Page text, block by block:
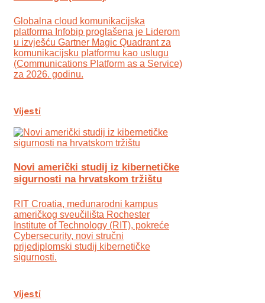
Globalna cloud komunikacijska
platforma Infobip proglašena je Liderom
u izvješću Gartner Magic Quadrant za
komunikacijsku platformu kao uslugu
(Communications Platform as a Service)
za 2026. godinu.
Vijesti
Novi američki studij iz kibernetičke
sigurnosti na hrvatskom tržištu
RIT Croatia, međunarodni kampus
američkog sveučilišta Rochester
Institute of Technology (RIT), pokreće
Cybersecurity, novi stručni
prijediplomski studij kibernetičke
sigurnosti.
Vijesti